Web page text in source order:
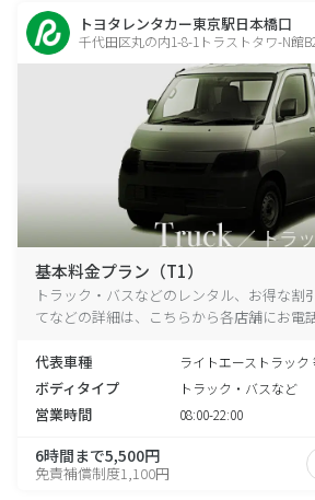
トヨタレンタカー東京駅日本橋口
千代田区丸の内1-8-1トラストタワ-N館
基本料金プラン（T1）
トラック・バスなどのレンタル、お得な割
てなどの詳細は、こちらから各店舗にお電
代表車種 ライトエーストラック
ボディタイプ トラック・バスなど
営業時間 08:00-22:00
6時間まで5,500円
免責補償制度1,100円